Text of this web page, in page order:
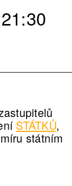
STÁTKŮ,
státním